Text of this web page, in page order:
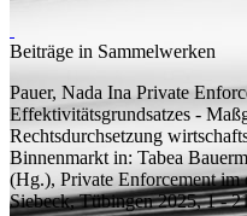
Beiträge in Sammelwerken
Pauer, Nada Ina Private
Effektivitätsgrundsatzes -
Rechtsdurchsetzung
Binnenmarkt in: Tabea
(Hg.), Private Enforcement
Siebeck, Tübingen 2025, 1 -